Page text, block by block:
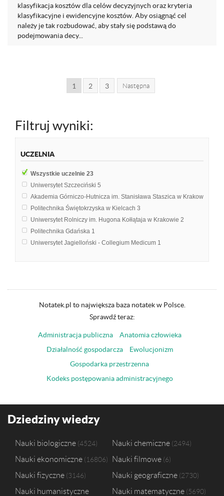
klasyfikacja kosztów dla celów decyzyjnych oraz kryteria
klasyfikacyjne i ewidencyjne kosztów. Aby osiągnąć cel
należy je tak rozbudować, aby stały się podstawą do
podejmowania decy...
1 2 3 Następna
Filtruj wyniki:
UCZELNIA
Wszystkie uczelnie 23
Uniwersytet Szczeciński 5
Akademia Górniczo-Hutnicza im. Stanisława Staszica w Krakowie
Politechnika Świętokrzyska w Kielcach 3
Uniwersytet Rolniczy im. Hugona Kołłątaja w Krakowie 2
Politechnika Gdańska 1
Uniwersytet Jagielloński - Collegium Medicum 1
Notatek.pl to największa baza notatek w Polsce.
Sprawdź teraz:
Administracja publiczna
Anatomia człowieka
Działalność gospodarcza
Ewolucjonizm
Gospodarka przestrzenna
Kodeks postępowania administracyjnego
Dziedziny wiedzy
Nauki biologiczne 4524 Nauki chemiczne 2494
Nauki ekonomiczne 16806 Nauki filmowe 6
Nauki fizyczne 3146 Nauki geograficzne 2730
Nauki humanistyczne Nauki matematyczne 5690